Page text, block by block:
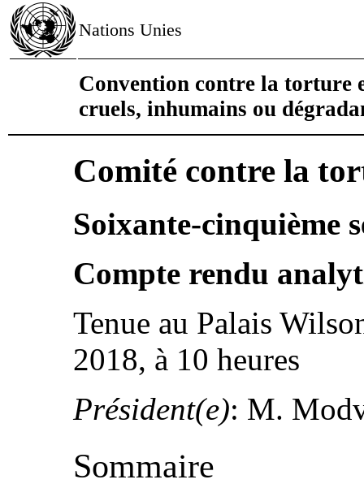
Nations Unies
Convention contre la torture
cruels, inhumains ou
Comité contre la
Soixante-cinquième
Compte rendu
Tenue au Palais
2018, à 10 heures
Président(e): M.
Sommaire